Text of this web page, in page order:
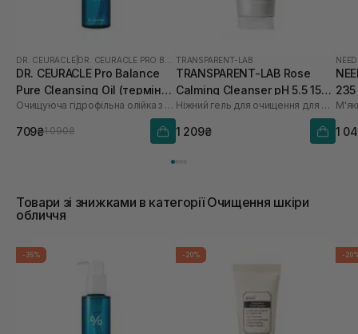
DR. CEURACLE
DR. CEURACLE Pro Balance
Pure Cleansing Oil (термін
до 01.27р.) 155 мл
Очищуюча гідрофільна олійка з пробіотиками
709₴1 090₴
TRANSPARENT-LAB
TRANSPARENT-LAB Rose
Calming Cleanser pH 5.5 150
мл
Ніжний гель для очищення для обличчя
1 209₴ 1
Товари зі знижками в категорії Очищення шкіри
обличчя
-35% -20% -